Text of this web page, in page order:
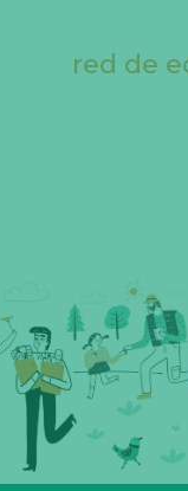
red de